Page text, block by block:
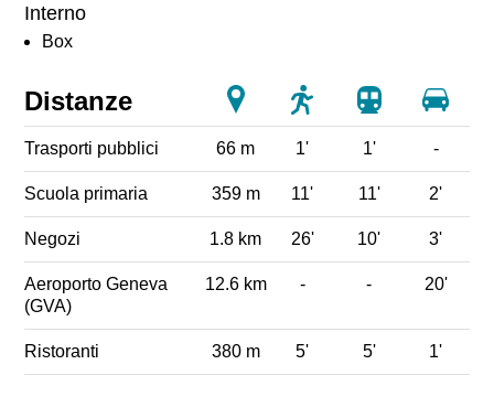
Interno
Box
Distanze
Trasporti pubblici 66 m 1' 1' -
Scuola primaria 359 m 11' 11' 2'
Negozi 1.8 km 26' 10' 3'
Aeroporto Geneva
(GVA)
12.6 km - - 20'
Ristoranti 380 m 5' 5' 1'